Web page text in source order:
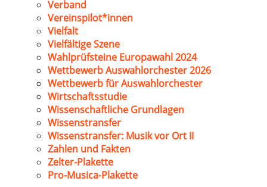
Verband
Vereinspilot*innen
Vielfalt
Vielfältige Szene
Wahlprüfsteine Europawahl 2024
Wettbewerb Auswahlorchester 2026
Wettbewerb für Auswahlorchester
Wirtschaftsstudie
Wissenschaftliche Grundlagen
Wissenstransfer
Wissenstransfer: Musik vor Ort II
Zahlen und Fakten
Zelter-Plakette
Pro-Musica-Plakette